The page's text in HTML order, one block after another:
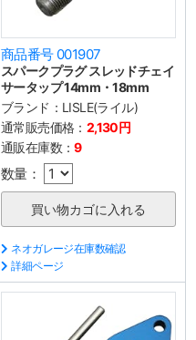
商品番号 001907
スパークプラグ スレッドチェイ
サータップ 14mm・18mm
ブランド： LISLE(ライル)
通常販売価格： 2,130円
通販在庫数：9
数量：
ネオガレージ在庫数確認
詳細ページ